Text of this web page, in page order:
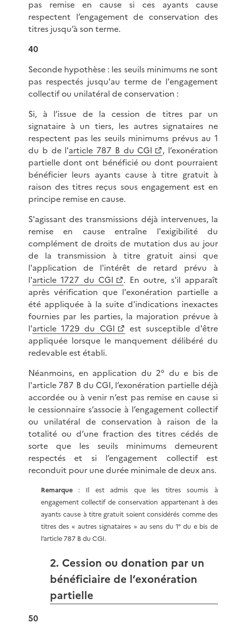
pas remise en cause si ces ayants cause
respectent l’engagement de conservation des
titres jusqu’à son terme.
40
Seconde hypothèse : les seuils minimums ne sont
pas respectés jusqu'au terme de l'engagement
collectif ou unilatéral de conservation :
Si, à l’issue de la cession de titres par un
signataire à un tiers, les autres signataires ne
respectent pas les seuils minimums prévus au 1
du b de l'article 787 B du CGI
, l’exonération
partielle dont ont bénéficié ou dont pourraient
bénéficier leurs ayants cause à titre gratuit à
raison des titres reçus sous engagement est en
principe remise en cause.
S'agissant des transmissions déjà intervenues, la
remise en cause entraîne l'exigibilité du
complément de droits de mutation dus au jour
de la transmission à titre gratuit ainsi que
l'application de l'intérêt de retard prévu à
l'article 1727 du CGI
. En outre, s'il apparaît
après vérification que l'exonération partielle a
été appliquée à la suite d'indications inexactes
fournies par les parties, la majoration prévue à
l'article 1729 du CGI
est susceptible d'être
appliquée lorsque le manquement délibéré du
redevable est établi.
Néanmoins, en application du 2° du e bis de
l'article 787 B du CGI, l’exonération partielle déjà
accordée ou à venir n’est pas remise en cause si
le cessionnaire s’associe à l’engagement collectif
ou unilatéral de conservation à raison de la
totalité ou d’une fraction des titres cédés de
sorte que les seuils minimums demeurent
respectés et si l’engagement collectif est
reconduit pour une durée minimale de deux ans.
Remarque : Il est admis que les titres soumis à
engagement collectif de conservation appartenant à des
ayants cause à titre gratuit soient considérés comme des
titres des « autres signataires » au sens du 1° du e bis de
l’article 787 B du CGI.
2. Cession ou donation par un
bénéficiaire de l’exonération
partielle
50